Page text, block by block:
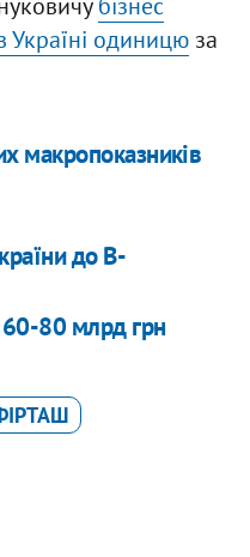
бізнес
Україні одиницюза
макропоказників
до B-
80 млрд грн